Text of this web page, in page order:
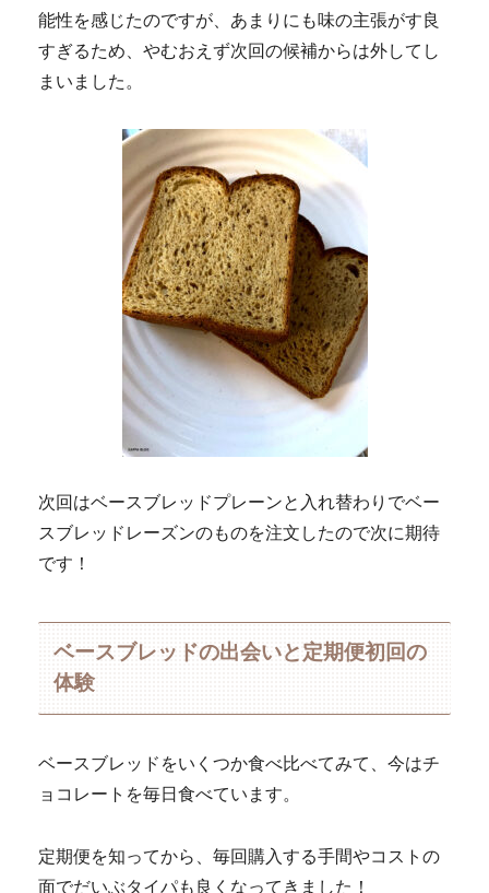
能性を感じたのですが、あまりにも味の主張がす良
すぎるため、やむおえず次回の候補からは外してし
まいました。
次回はベースブレッドプレーンと入れ替わりでベー
スブレッドレーズンのものを注文したので次に期待
です！
ベースブレッドの出会いと定期便初回の
体験
ベースブレッドをいくつか食べ比べてみて、今はチ
ョコレートを毎日食べています。
定期便を知ってから、毎回購入する手間やコストの
面でだいぶタイパも良くなってきました！